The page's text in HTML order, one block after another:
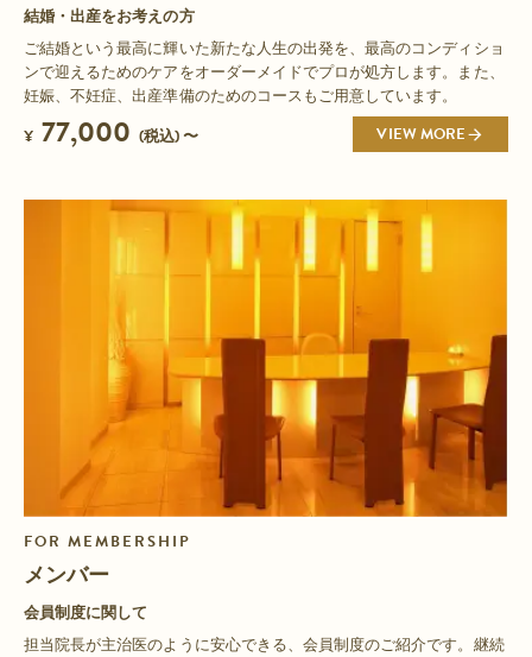
結婚・出産をお考えの方
ご結婚という最高に輝いた新たな人生の出発を、最高のコンディショ
ンで迎えるためのケアをオーダーメイドでプロが処方します。また、
妊娠、不妊症、出産準備のためのコースもご用意しています。
¥ 77,000 (税込) 〜 VIEW MORE
FOR MEMBERSHIP
メンバー
会員制度に関して
担当院長が主治医のように安心できる、会員制度のご紹介です。継続